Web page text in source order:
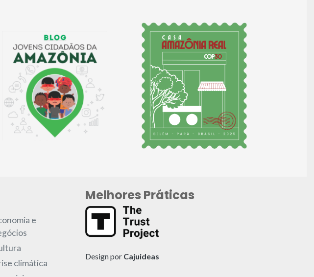
e
climática
Melhores Práticas
Design por Cajuideas